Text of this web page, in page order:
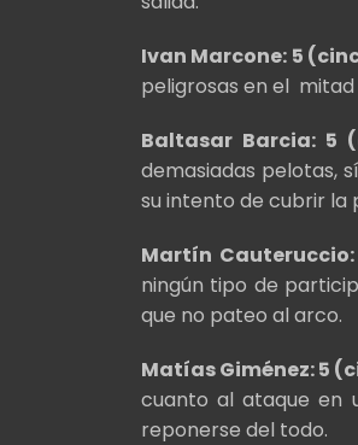
Ivan Marcone: 5
peligrosas en el
Baltasar Barcia: 5
demasiadas pelotas,
su intento de cubrir la
Martín
ningún tipo de
que no pateo al arco.
Matías Giménez: 5
cuanto al ataque en
reponerse del todo.